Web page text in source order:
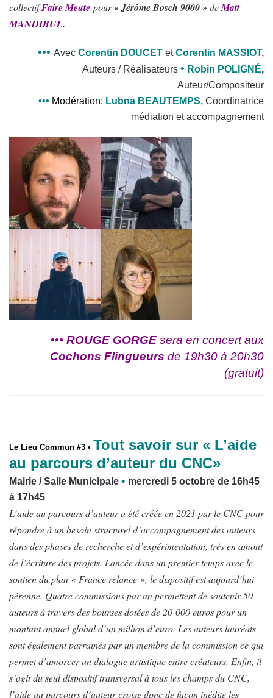
collectifFaire Meute pour« Jérôme Bosch 9000 »deMatt
MANDIBUL.
••• Avec Corentin DOUCET etCorentin MASSIOT,
Auteurs / Réalisateurs • Robin POLIGNÉ,
Auteur/Compositeur
••• Modération: Lubna BEAUTEMPS, Coordinatrice
médiation et accompagnement
••• ROUGE GORGE sera en concert aux
Cochons Flingueurs de 19h30 à 20h30
(gratuit)
Le Lieu Commun #3 • Tout savoir sur « L’aide
au parcours d’auteur du CNC»
Mairie / Salle Municipale • mercredi 5 octobre de 16h45
à 17h45
L’aide au parcours d’auteur a été créée en 2021 par le CNC pour
répondre à un besoin structurel d’accompagnement des auteurs
dans des phases de recherche et d’expérimentation, très en amont
de l’écriture des projets. Lancée dans un premier temps avec le
soutien du plan « France relance », le dispositif est aujourd’hui
pérenne. Quatre commissions par an permettent de soutenir 50
auteurs à travers des bourses dotées de 20 000 euros pour un
montant annuel global d’un million d’euro. Les auteurs lauréats
sont également parrainés par un membre de la commission ce qui
permet d’amorcer un dialogue artistique entre créateurs. Enfin, il
s’agit du seul dispositif transversal à tous les champs du CNC,
l’aide au parcours d’auteur croise donc de façon inédite les